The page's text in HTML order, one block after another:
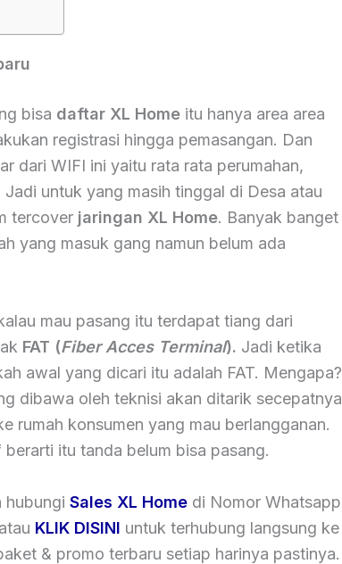
bisa daftar XL Home itu hanya area area
registrasi hingga pemasangan. Dan
dari WIFI ini yaitu rata rata perumahan,
untuk yang masih tinggal di Desa atau
tercover jaringan XL Home. Banyak banget
yang masuk gang namun belum ada
mau pasang itu terdapat tiang dari
FAT (Fiber Acces Terminal). Jadi ketika
awal yang dicari itu adalah FAT. Mengapa?
dibawa oleh teknisi akan ditarik secepatnya
rumah konsumen yang mau berlangganan.
itu tanda belum bisa pasang.
hubungi Sales XL Home di Nomor Whatsapp
atau KLIK DISINI untuk terhubung langsung ke
& promo terbaru setiap harinya pastinya.